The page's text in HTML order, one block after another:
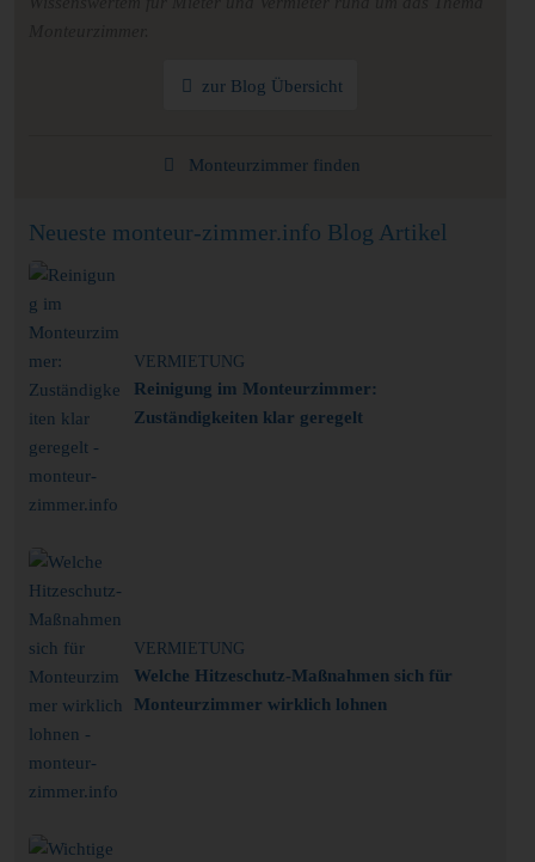
zur Blog Übersicht
Monteurzimmer finden
Neueste monteur-zimmer.info Blog Artikel
VERMIETUNG
Reinigung im Monteurzimmer:
Zuständigkeiten klar geregelt
VERMIETUNG
Welche Hitzeschutz-Maßnahmen sich für
Monteurzimmer wirklich lohnen